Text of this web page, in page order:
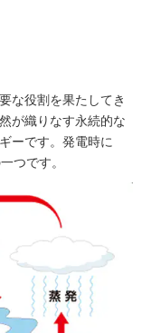
な役割を果たしてき
が織りなす永続的な
ーです。発電時に
つです。